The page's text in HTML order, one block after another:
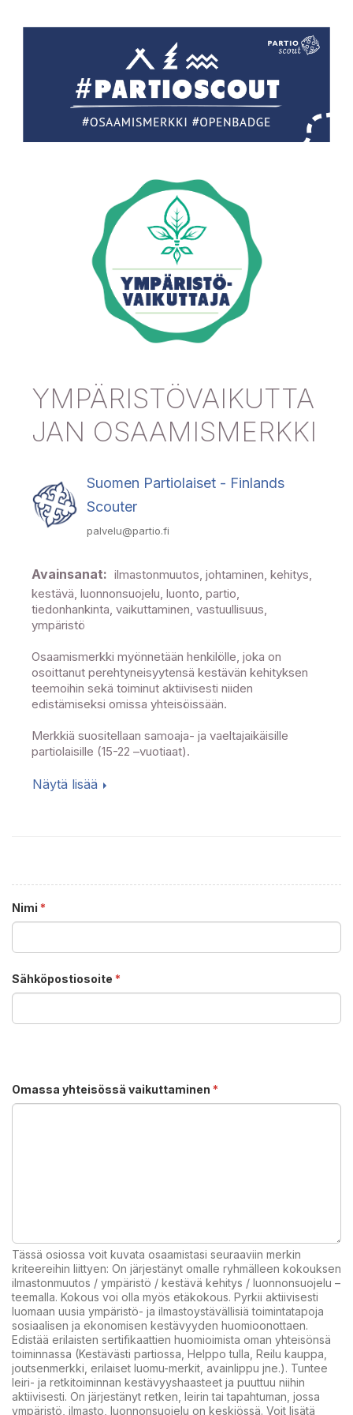
YMPÄRISTÖVAIKUTTA
JAN OSAAMISMERKKI
Suomen Partiolaiset - Finlands
Scouter
palvelu@partio.fi
Avainsanat: ilmastonmuutos, johtaminen, kehitys,
kestävä, luonnonsuojelu, luonto, partio,
tiedonhankinta, vaikuttaminen, vastuullisuus,
ympäristö
Osaamismerkki myönnetään henkilölle, joka on
osoittanut perehtyneisyytensä kestävän kehityksen
teemoihin sekä toiminut aktiivisesti niiden
edistämiseksi omissa yhteisöissään.
Merkkiä suositellaan samoaja- ja vaeltajaikäisille
partiolaisille (15-22 –vuotiaat).
Näytä lisää
Nimi *
Sähköpostiosoite *
Omassa yhteisössä vaikuttaminen *
Tässä osiossa voit kuvata osaamistasi seuraaviin merkin
kriteereihin liittyen: On järjestänyt omalle ryhmälleen kokouksen
ilmastonmuutos / ympäristö / kestävä kehitys / luonnonsuojelu –
teemalla. Kokous voi olla myös etäkokous. Pyrkii aktiivisesti
luomaan uusia ympäristö- ja ilmastoystävällisiä toimintatapoja
sosiaalisen ja ekonomisen kestävyyden huomioonottaen.
Edistää erilaisten sertifikaattien huomioimista oman yhteisönsä
toiminnassa (Kestävästi partiossa, Helppo tulla, Reilu kauppa,
joutsenmerkki, erilaiset luomu-merkit, avainlippu jne.). Tuntee
leiri- ja retkitoiminnan kestävyyshaasteet ja puuttuu niihin
aktiivisesti. On järjestänyt retken, leirin tai tapahtuman, jossa
ympäristö, ilmasto, luonnonsuojelu on keskiössä. Voit lisätä